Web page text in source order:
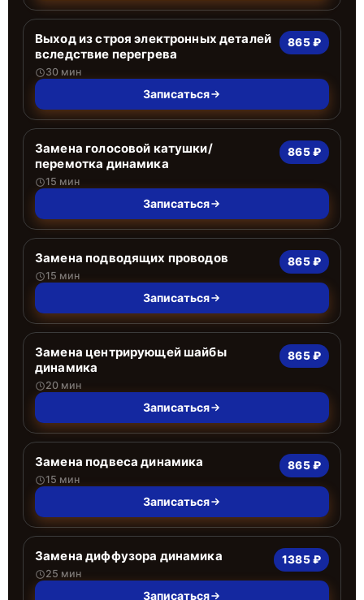
Выход из строя электронных деталей
вследствие перегрева
30 мин
865 ₽
Записаться
Замена голосовой катушки/
перемотка динамика
15 мин
865 ₽
Записаться
Замена подводящих проводов
15 мин
865 ₽
Записаться
Замена центрирующей шайбы
динамика
20 мин
865 ₽
Записаться
Замена подвеса динамика
15 мин
865 ₽
Записаться
Замена диффузора динамика
25 мин
1385 ₽
Записаться